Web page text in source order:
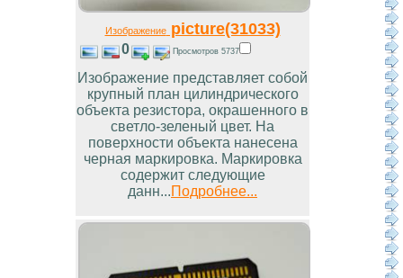
Изображениеpicture(31033)
0 Просмотров 5737
Изображение представляет собой
крупный план цилиндрического
объекта резистора, окрашенного в
светло-зеленый цвет. На
поверхности объекта нанесена
черная маркировка. Маркировка
содержит следующие
данн...Подробнее...